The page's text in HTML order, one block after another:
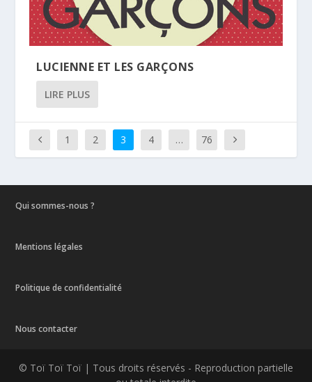
LUCIENNE ET LES GARÇONS
LIRE PLUS
1 2 3 4 … 76
Qui sommes-nous ?
Mentions légales
Politique de confidentialité
Nous contacter
© Toï Toï Toï | Tous droits réservés - Reproduction partielle